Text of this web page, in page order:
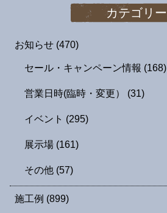
カテゴリー
お知らせ (470)
セール・キャンペーン情報 (168)
営業日時(臨時・変更） (31)
イベント (295)
展示場 (161)
その他 (57)
施工例 (899)